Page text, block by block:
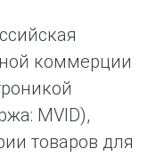
коммерции
MVID),
товаров для